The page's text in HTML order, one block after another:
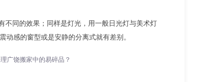
不同的效果；同样是灯光，用一般日光灯与美术灯
感的窗型或是安静的分离式就有差别。
广饶搬家中的易碎品？